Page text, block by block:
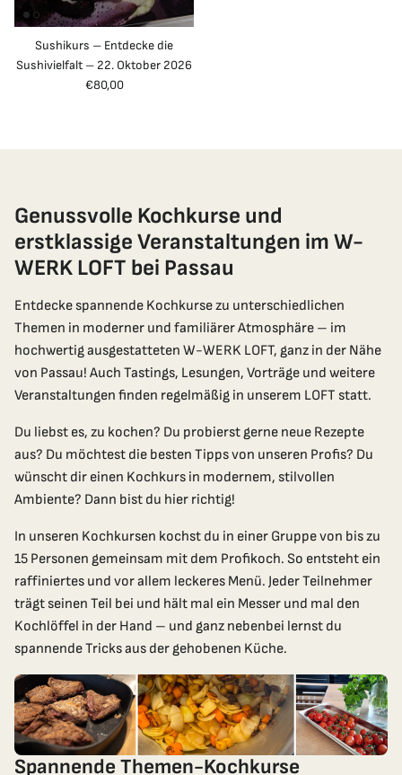
Sushikurs – Entdecke die
Sushivielfalt – 22. Oktober 2026
Normaler Preis
€80,00
Genussvolle Kochkurse und
erstklassige Veranstaltungen im W-
WERK LOFT bei Passau
Entdecke spannende Kochkurse zu unterschiedlichen
Themen in moderner und familiärer Atmosphäre – im
hochwertig ausgestatteten W-WERK LOFT, ganz in der Nähe
von Passau! Auch Tastings, Lesungen, Vorträge und weitere
Veranstaltungen finden regelmäßig in unserem LOFT statt.
Du liebst es, zu kochen? Du probierst gerne neue Rezepte
aus? Du möchtest die besten Tipps von unseren Profis? Du
wünscht dir einen Kochkurs in modernem, stilvollen
Ambiente? Dann bist du hier richtig!
In unseren Kochkursen kochst du in einer Gruppe von bis zu
15 Personen gemeinsam mit dem Profikoch. So entsteht ein
raffiniertes und vor allem leckeres Menü. Jeder Teilnehmer
trägt seinen Teil bei und hält mal ein Messer und mal den
Kochlöffel in der Hand – und ganz nebenbei lernst du
spannende Tricks aus der gehobenen Küche.
Spannende Themen-Kochkurse
Melde Dich für unseren Wunschletter an!
Wir schenken DirGratis Versandinnerhalb DE und AT
auf Deine Erstbestellung!
Außerdem erhältst Du alle 2 Wochen spannende Infos